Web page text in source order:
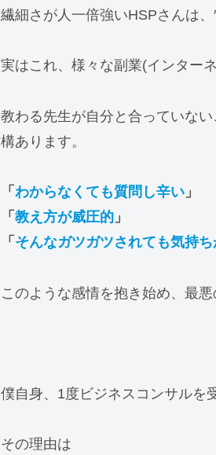
繊細さが人一倍強いHSPさんは
実はこれ、様々な副業(インター
教わる先生が自分と合っていな
構あります。
「 わからなくても質問し辛い 」
「 教え方が威圧的 」
「 そんなガツガツされても気持
このような感情を抱き始め、最
僕自身、1度ビジネスコンサルを
その理由は